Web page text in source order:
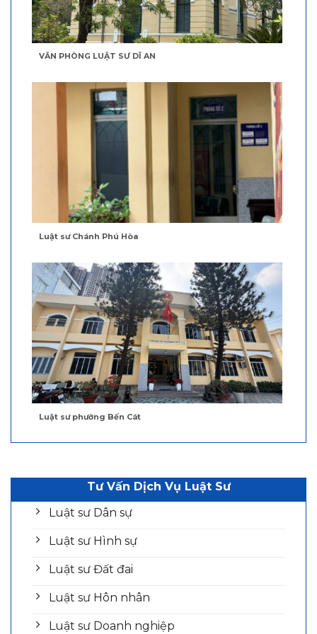
VĂN PHÒNG LUẬT SƯ DĨ AN
Luật sư Chánh Phú Hòa
Luật sư phường Bến Cát
Tư Vấn Dịch Vụ Luật Sư
Luật sư Dân sự
Luật sư Hình sự
Luật sư Đất đai
Luật sư Hôn nhân
Luật sư Doanh nghiệp